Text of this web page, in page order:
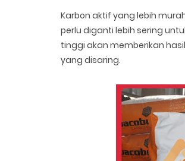
Karbon aktif yang lebih
perlu diganti lebih sering
tinggi akan memberikan
yang disaring.